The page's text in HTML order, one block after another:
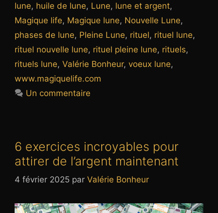
lune, huile de lune, Lune, lune et argent,
Magique life, Magique lune, Nouvelle Lune,
phases de lune, Pleine Lune, rituel, rituel lune,
rituel nouvelle lune, rituel pleine lune, rituels,
rituels lune, Valérie Bonheur, voeux lune,
www.magiquelife.com
Un commentaire
6 exercices incroyables pour
attirer de l’argent maintenant
4 février 2025 par Valérie Bonheur